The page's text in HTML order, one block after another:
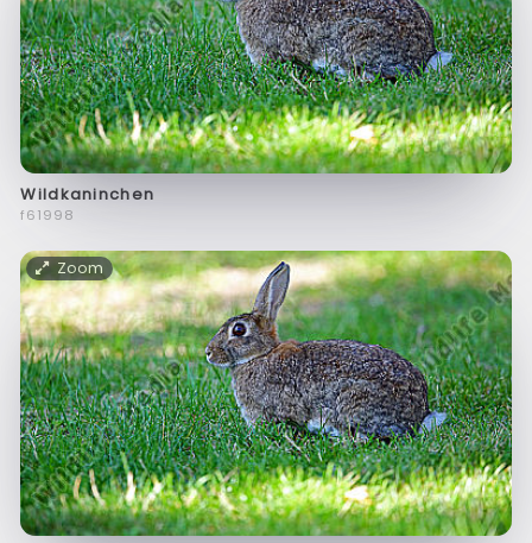
Wildkaninchen
f61998
Zoom